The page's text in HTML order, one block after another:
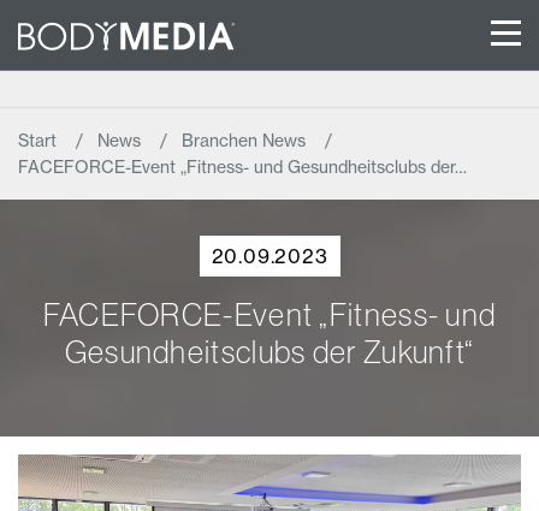
Start News
Branchen News
FACEFORCE-Event „Fitness- und Gesundheitsclubs der…
20.09.2023
FACEFORCE-Event „Fitness- und
Gesundheitsclubs der Zukunft“